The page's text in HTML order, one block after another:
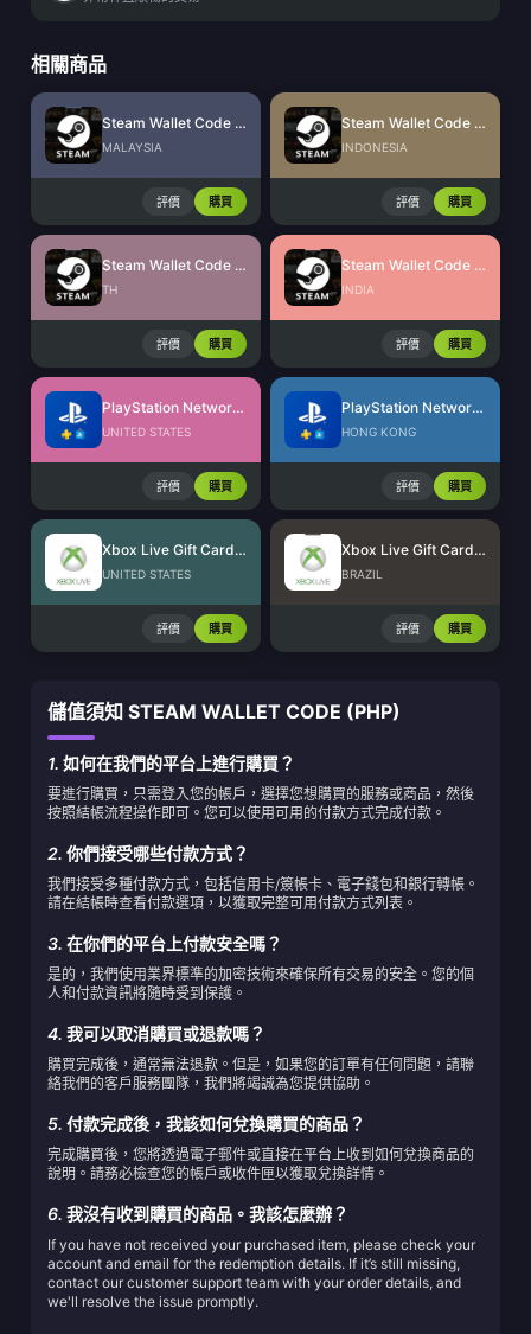
相關商品
Steam Wallet Code (MYR)
MALAYSIA
評價 購買
Steam Wallet Code (IDR)
INDONESIA
評價 購買
Steam Wallet Code (THB)
TH
評價 購買
Steam Wallet Code (INR)
INDIA
評價 購買
PlayStation Network Card (US)
UNITED STATES
評價 購買
PlayStation Network Card (HK)
HONG KONG
評價 購買
Xbox Live Gift Card (US)
UNITED STATES
評價 購買
Xbox Live Gift Card (BR)
BRAZIL
評價 購買
儲值須知 STEAM WALLET CODE (PHP)
1. 如何在我們的平台上進行購買？
要進行購買，只需登入您的帳戶，選擇您想購買的服務或商品，然後
按照結帳流程操作即可。您可以使用可用的付款方式完成付款。
2. 你們接受哪些付款方式？
我們接受多種付款方式，包括信用卡/簽帳卡、電子錢包和銀行轉帳。
請在結帳時查看付款選項，以獲取完整可用付款方式列表。
3. 在你們的平台上付款安全嗎？
是的，我們使用業界標準的加密技術來確保所有交易的安全。您的個
人和付款資訊將隨時受到保護。
4. 我可以取消購買或退款嗎？
購買完成後，通常無法退款。但是，如果您的訂單有任何問題，請聯
絡我們的客戶服務團隊，我們將竭誠為您提供協助。
5. 付款完成後，我該如何兌換購買的商品？
完成購買後，您將透過電子郵件或直接在平台上收到如何兌換商品的
說明。請務必檢查您的帳戶或收件匣以獲取兌換詳情。
6. 我沒有收到購買的商品。我該怎麼辦？
If you have not received your purchased item, please check your
account and email for the redemption details. If it’s still missing,
contact our customer support team with your order details, and
we'll resolve the issue promptly.